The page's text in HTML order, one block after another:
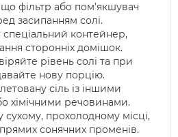
фільтр або пом’якшувач
засипанням солі.
спеціальний контейнер,
сторонніх домішок.
рівень солі та при
нову порцію.
сіль із іншими
хімічними речовинами.
сухому, прохолодному місці,
сонячних променів.